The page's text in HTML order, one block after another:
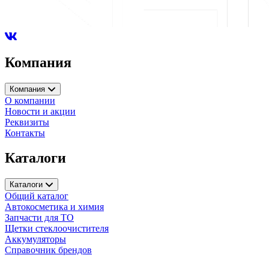
Компания
Компания
О компании
Новости и акции
Реквизиты
Контакты
Каталоги
Каталоги
Общий каталог
Автокосметика и химия
Запчасти для ТО
Щетки стеклоочистителя
Аккумуляторы
Справочник брендов